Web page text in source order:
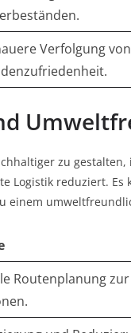
Verfolgung
zu
Logistik reduziert.
einem
Routenplanung